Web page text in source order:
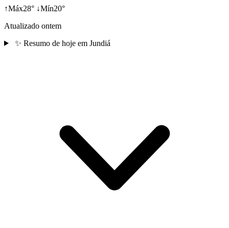
↑Máx28° ↓Mín20°
Atualizado ontem
✨ Resumo de hoje em Jundiá